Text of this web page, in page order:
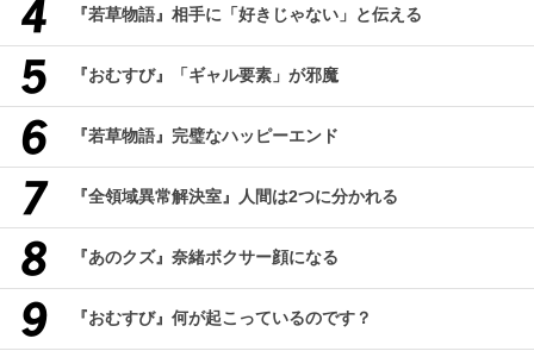
『若草物語』相手に「好きじゃない」と伝える
『おむすび』「ギャル要素」が邪魔
『若草物語』完璧なハッピーエンド
『全領域異常解決室』人間は2つに分かれる
『あのクズ』奈緒ボクサー顔になる
『おむすび』何が起こっているのです？